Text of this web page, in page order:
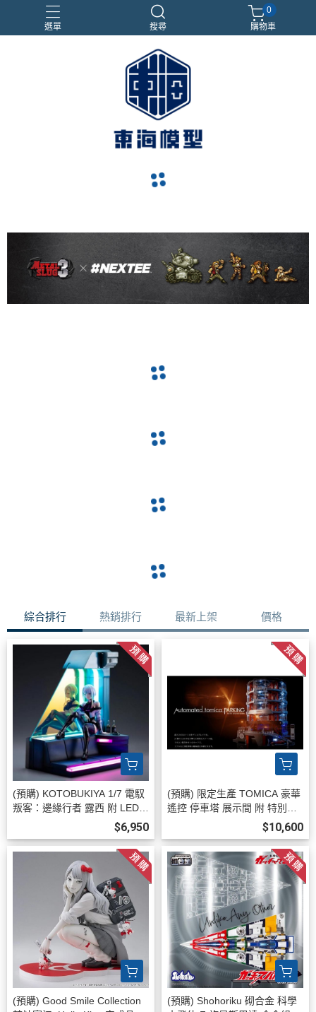
選單 搜尋
合金車
閃電霹靂車
電子雞/塔麻可吉/塔麻歌子
0
購物車
綜合排行 熱銷排行 最新上架 價格
(預購) KOTOBUKIYA 1/7 電馭
叛客：邊緣行者 露西 附 LED展
示台 不可動完成品 20260813
$6,950
(預購) 限定生產 TOMICA 豪華
遙控 停車塔 展示間 附 特別色
Nissan GTR R35 Nismo 2026
$10,600
(預購) Good Smile Collection
(預購) Shohoriku 砌合金 科學